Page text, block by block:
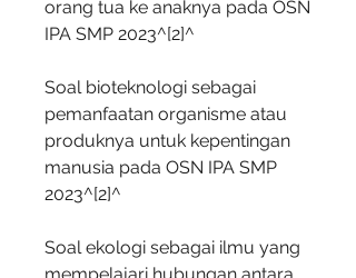
orang tua ke anaknya pada OSN
IPA SMP 2023^[2]^
Soal bioteknologi sebagai
pemanfaatan organisme atau
produknya untuk kepentingan
manusia pada OSN IPA SMP
2023^[2]^
Soal ekologi sebagai ilmu yang